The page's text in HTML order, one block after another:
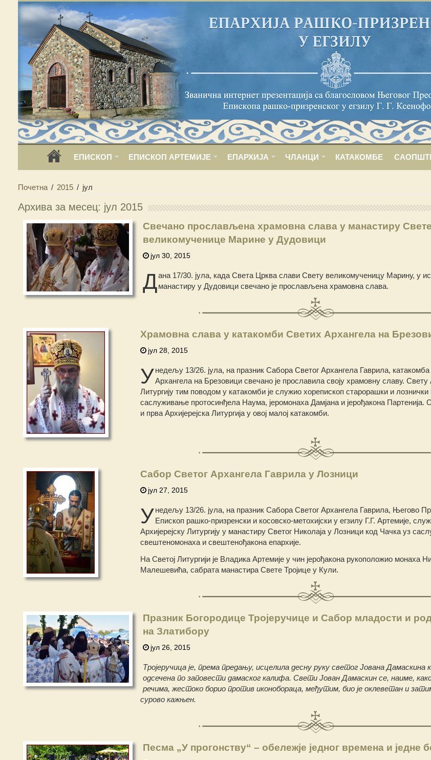
ЕПИСКОП ЕПИСКОП АРТЕМИЈЕ ЕПАРХИЈА ЧЛАНЦИ КАТАКОМБЕ
Почетна / 2015 / јул
Архива за месец: јул 2015
Свечано прослављена храмовна слава у манастиру Свете
великомученице Марине у Дудовици
јул 30, 2015
Дана 17/30. јула, када Света Црква слави Свету великомученицу Марину, у
манастиру у Дудовици свечано је прослављена храмовна слава.
Храмовна слава у катакомби Светих Архангела на
јул 28, 2015
Унедељу 13/26. јула, на празник Сабора Светог Архангела Гаврила,
Архангела на Брезовици свечано је прославила своју храмовну славу. Свету
Литургију тим поводом у катакомби је служио хорепископ старорашки и лознички
саслуживање протосинђела Наума, јеромонаха Дамјана и јерођакона Партенија.
и прва Архијерејска Литургија у овој малој катакомби.
Сабор Светог Архангела Гаврила у Лозници
јул 27, 2015
Унедељу 13/26. јула, на празник Саборa Светог Архангела Гаврила, Његово
Епископ рашко-призренски и косовско-метохијски у егзилу Г.Г. Артемије,
Архијерејску Литургију у манастиру Светог Николаја у Лозници код Чачка уз
свештеномонаха и свештенођакона епархије.
На Светој Литургији је Владика Артемије у чин јерођакона рукоположио монаха
Малешевића, сабрата манастира Свете Тројице у Кули.
Празник Богородице Тројеручице и Сабор младости и
на Златибору
јул 26, 2015
Тројеручица је, према предању, исцелила десну руку светог Јована Дамаскина
одсечена по заповести дамаског калифа. Свети Јован Дамаскин се, наиме,
речима, жестоко борио против иконобораца, међутим, био је оклеветан и
сурово кажњен.
Песма „У прогонству“ – обележје једног времена и једне